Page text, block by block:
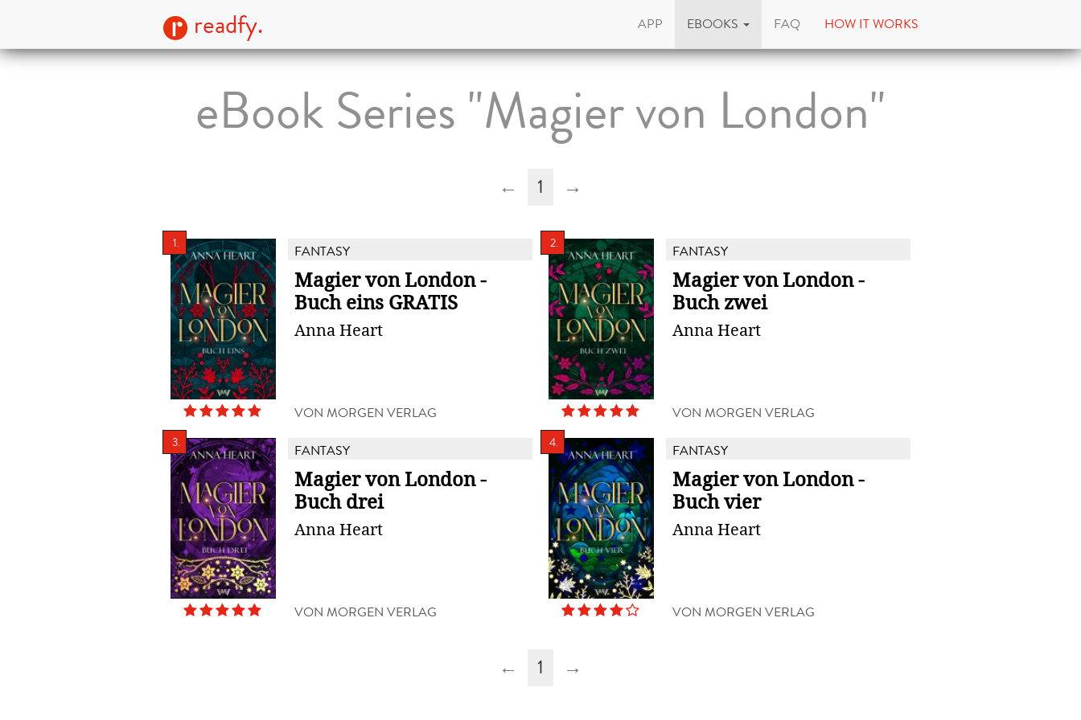
readfy. APP EBOOKS FAQ HOW IT WORKS
eBook Series "Magier von London"
← 1 →
1. FANTASY
Magier von London -
Buch eins GRATIS
Anna Heart
VON MORGEN VERLAG
2. FANTASY
Magier von London -
Buch zwei
Anna Heart
VON MORGEN VERLAG
3. FANTASY
Magier von London -
Buch drei
Anna Heart
VON MORGEN VERLAG
4. FANTASY
Magier von London -
Buch vier
Anna Heart
VON MORGEN VERLAG
← 1 →